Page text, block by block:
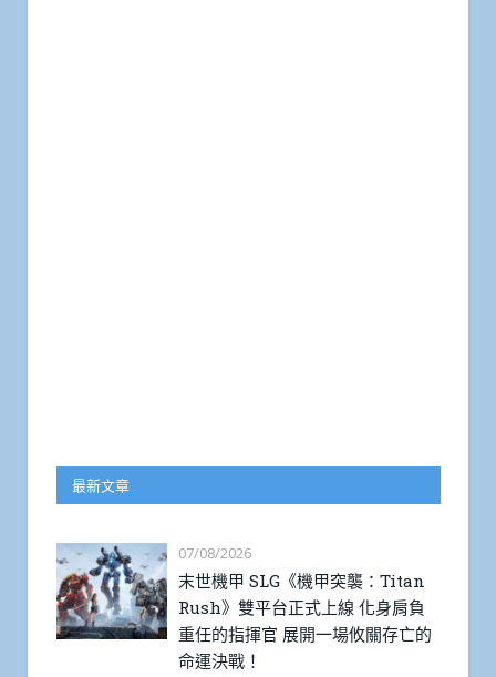
最新文章
07/08/2026
末世機甲 SLG《機甲突襲：Titan
Rush》雙平台正式上線 化身肩負
重任的指揮官 展開一場攸關存亡的
命運決戰！